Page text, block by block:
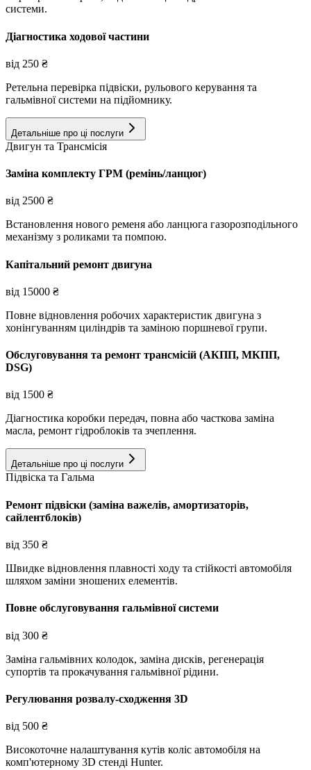
системи.
Діагностика ходової частини
від 250 ₴
Ретельна перевірка підвіски, рульового керування та
гальмівної системи на підйомнику.
Детальніше про ці послуги
Двигун та Трансмісія
Заміна комплекту ГРМ (ремінь/ланцюг)
від 2500 ₴
Встановлення нового ременя або ланцюга газорозподільного
механізму з роликами та помпою.
Капітальний ремонт двигуна
від 15000 ₴
Повне відновлення робочих характеристик двигуна з
хонінгуванням циліндрів та заміною поршневої групи.
Обслуговування та ремонт трансмісій (АКПП, МКПП,
DSG)
від 1500 ₴
Діагностика коробки передач, повна або часткова заміна
масла, ремонт гідроблоків та зчеплення.
Детальніше про ці послуги
Підвіска та Гальма
Ремонт підвіски (заміна важелів, амортизаторів,
сайлентблоків)
від 350 ₴
Швидке відновлення плавності ходу та стійкості автомобіля
шляхом заміни зношених елементів.
Повне обслуговування гальмівної системи
від 300 ₴
Заміна гальмівних колодок, заміна дисків, регенерація
супортів та прокачування гальмівної рідини.
Регулювання розвалу-сходження 3D
від 500 ₴
Високоточне налаштування кутів коліс автомобіля на
комп'ютерному 3D стенді Hunter.